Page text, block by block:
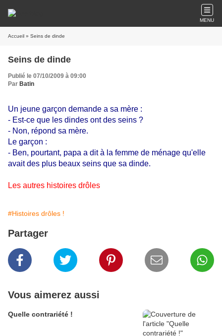
MENU
Accueil » Seins de dinde
Seins de dinde
Publié le 07/10/2009 à 09:00
Par Batin
Un jeune garçon demande a sa mère :
- Est-ce que les dindes ont des seins ?
- Non, répond sa mère.
Le garçon :
- Ben, pourtant, papa a dit à la femme de ménage qu'elle
avait des plus beaux seins que sa dinde.
Les autres histoires drôles
#Histoires drôles !
Partager
Vous aimerez aussi
Quelle contrariété !